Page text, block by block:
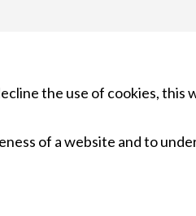
the use of cookies, this
of a website and to